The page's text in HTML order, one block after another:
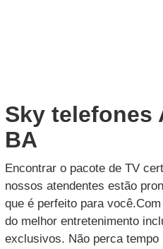
Sky telefones
BA
Encontrar o pacote de TV
nossos atendentes estão
que é perfeito para
do melhor entretenimento
exclusivos.‍ Não perca